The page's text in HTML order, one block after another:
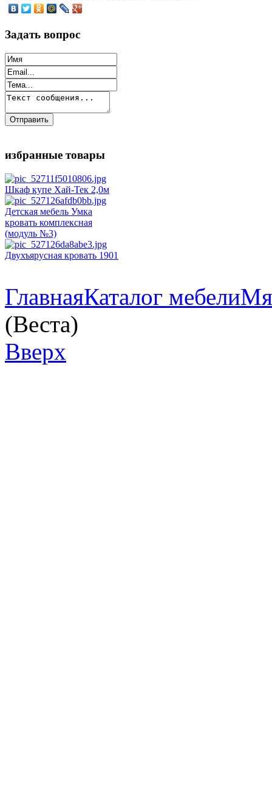
Задать вопрос
избранные товары
Шкаф купе Хай-Тек 2,0м
Детская мебель Умка
кровать комплексная
(модуль №3)
Двухъярусная кровать 1901
ГлавнаяКаталог мебели
(Веста)
Вверх